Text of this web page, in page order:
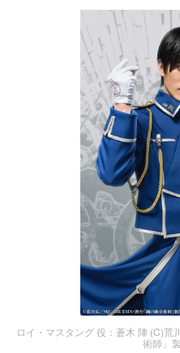
ロイ・マスタング 役：蒼木 陣 (C)
術師」